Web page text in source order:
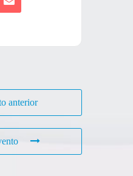
anterior